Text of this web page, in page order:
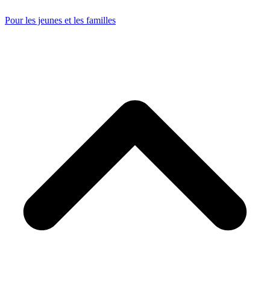
Pour les jeunes et les familles